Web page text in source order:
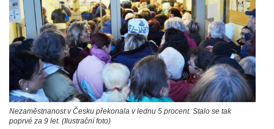
Nezaměstnanost v Česku překonala v lednu 5 procent. Stalo se tak
poprvé za 9 let. (Ilustrační foto)